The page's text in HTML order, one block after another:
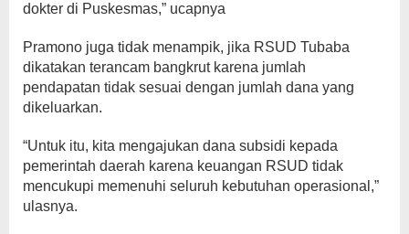
dokter di Puskesmas,” ucapnya
Pramono juga tidak menampik, jika RSUD Tubaba
dikatakan terancam bangkrut karena jumlah
pendapatan tidak sesuai dengan jumlah dana yang
dikeluarkan.
“Untuk itu, kita mengajukan dana subsidi kepada
pemerintah daerah karena keuangan RSUD tidak
mencukupi memenuhi seluruh kebutuhan operasional,”
ulasnya.